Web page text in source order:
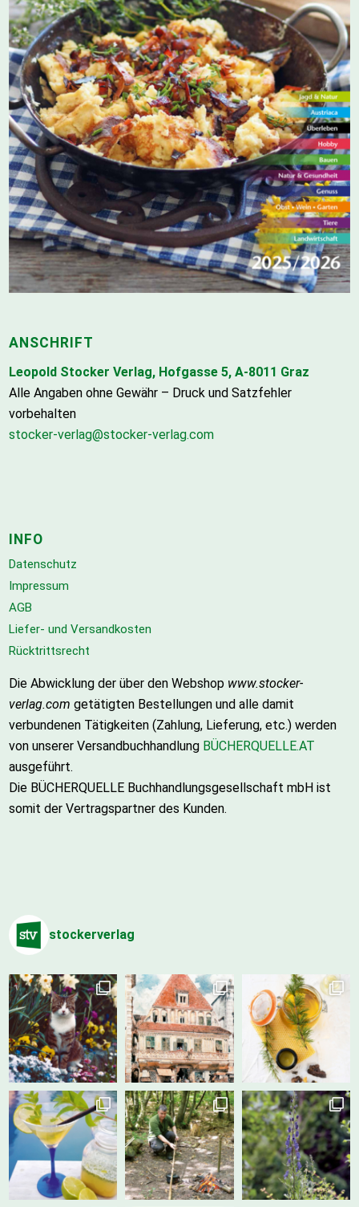
ANSCHRIFT
Leopold Stocker Verlag, Hofgasse 5, A-8011 Graz
Alle Angaben ohne Gewähr – Druck und Satzfehler
vorbehalten
stocker-verlag@stocker-verlag.com
INFO
Datenschutz
Impressum
AGB
Liefer- und Versandkosten
Rücktrittsrecht
Die Abwicklung der über den Webshop www.stocker-
verlag.com getätigten Bestellungen und alle damit
verbundenen Tätigkeiten (Zahlung, Lieferung, etc.) werden
von unserer Versandbuchhandlung BÜCHERQUELLE.AT
ausgeführt.
Die BÜCHERQUELLE Buchhandlungsgesellschaft mbH ist
somit der Vertragspartner des Kunden.
stockerverlag